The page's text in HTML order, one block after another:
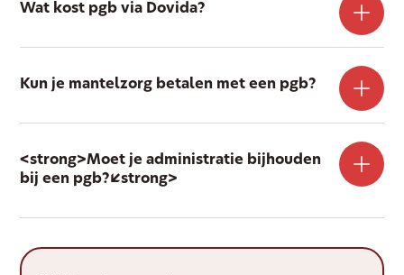
Wat kost pgb via Dovida?
Kun je mantelzorg betalen met een pgb?
<strong>Moet je administratie bijhouden
bij een pgb?</strong>